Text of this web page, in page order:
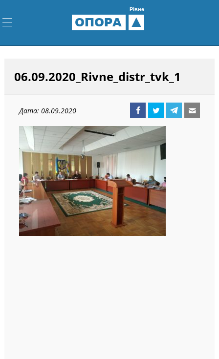
ОПОРА
Рівне
06.09.2020_Rivne_distr_tvk_1
Дата: 08.09.2020